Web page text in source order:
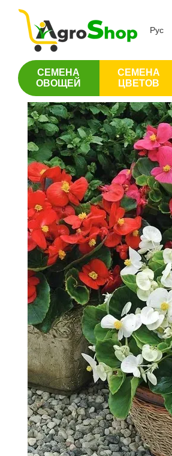
Перейти к основному контенту
Рус
СЕМЕНА
ОВОЩЕЙ
СЕМЕНА
ЦВЕТОВ